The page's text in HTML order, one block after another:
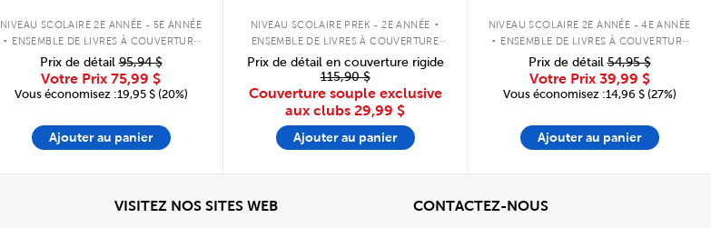
NIVEAU SCOLAIRE 2E ANNÉE - 5E ANNÉE
. ENSEMBLE DE LIVRES À COUVERTURE
RIGIDE
Prix de détail95,94 $
Votre Prix 75,99 $
Vous économisez :19,95 $ (20%)
Ajouter au panier
NIVEAU SCOLAIRE PREK - 2E ANNÉE .
ENSEMBLE DE LIVRES À COUVERTURE
Prix de détail en couverture rigide
115,90 $
Couverture souple exclusive
aux clubs 29,99 $
Ajouter au panier
NIVEAU SCOLAIRE 2E ANNÉE - 4E ANNÉE
. ENSEMBLE DE LIVRES À COUVERTURE
SOUPLE
Prix de détail54,95 $
Votre Prix 39,99 $
Vous économisez :14,96 $ (27%)
Ajouter au panier
VISITEZ NOS SITES WEBAfficher CONTACTEZ-NOUSView